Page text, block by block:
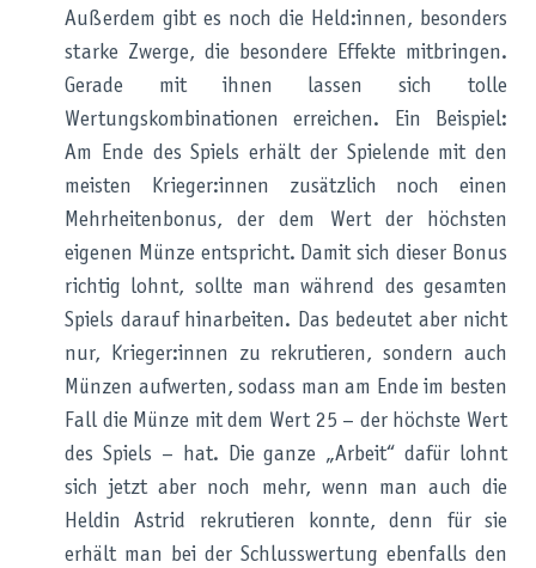
Außerdem gibt es noch die Held:innen, besonders
starke Zwerge, die besondere Effekte mitbringen.
Gerade mit ihnen lassen sich tolle
Wertungskombinationen erreichen. Ein Beispiel:
Am Ende des Spiels erhält der Spielende mit den
meisten Krieger:innen zusätzlich noch einen
Mehrheitenbonus, der dem Wert der höchsten
eigenen Münze entspricht. Damit sich dieser Bonus
richtig lohnt, sollte man während des gesamten
Spiels darauf hinarbeiten. Das bedeutet aber nicht
nur, Krieger:innen zu rekrutieren, sondern auch
Münzen aufwerten, sodass man am Ende im besten
Fall die Münze mit dem Wert 25 – der höchste Wert
des Spiels – hat. Die ganze „Arbeit“ dafür lohnt
sich jetzt aber noch mehr, wenn man auch die
Heldin Astrid rekrutieren konnte, denn für sie
erhält man bei der Schlusswertung ebenfalls den